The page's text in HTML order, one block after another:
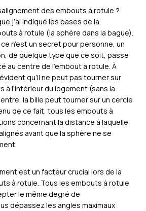
des embouts à rotule ?
j’ai indiqué les bases de la
à rotule (la sphère dans la bague).
n’est un secret pour personne, un
de quelque type que ce soit, passe
au centre de l’embout à rotule. À
qu’il ne peut pas tourner sur
à l’intérieur du logement (sans la
la bille peut tourner sur un cercle
de ce fait, tous les embouts à
concernant la distance à laquelle
avant que la sphère ne se
est un facteur crucial lors de la
à rotule. Tous les embouts à rotule
le même degré de
dépassez les angles maximaux